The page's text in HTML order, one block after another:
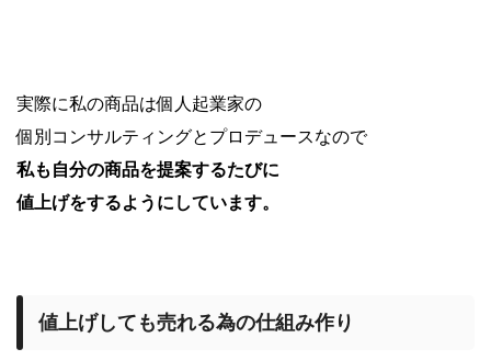
実際に私の商品は個人起業家の
個別コンサルティングとプロデュースなので
私も自分の商品を提案するたびに
値上げをするようにしています。
値上げしても売れる為の仕組み作り